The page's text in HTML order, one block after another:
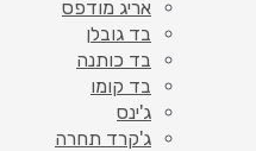
אריג מודפס
בד גובלן
בד כותנה
בד קומו
ג'ינס
ג'קרד תחרה